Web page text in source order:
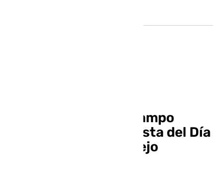
La generosidad del campo
axárquico, protagonista del Día
de Viñeros de Moclinejo